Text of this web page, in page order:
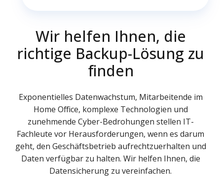
Wir helfen Ihnen, die
richtige Backup-Lösung zu
finden
Exponentielles Datenwachstum, Mitarbeitende im
Home Office, komplexe Technologien und
zunehmende Cyber-Bedrohungen stellen IT-
Fachleute vor Herausforderungen, wenn es darum
geht, den Geschäftsbetrieb aufrechtzuerhalten und
Daten verfügbar zu halten. Wir helfen Ihnen, die
Datensicherung zu vereinfachen.